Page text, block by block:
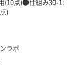
)
ラボ